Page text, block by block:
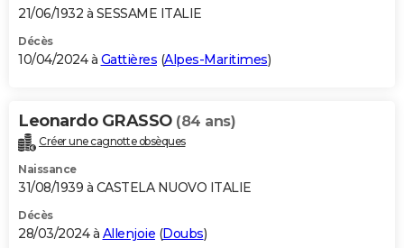
21/06/1932 à SESSAME ITALIE
Décès
10/04/2024 à Gattières (Alpes-Maritimes)
Leonardo GRASSO (84 ans)
Créer une cagnotte obsèques
Naissance
31/08/1939 à CASTELA NUOVO ITALIE
Décès
28/03/2024 à Allenjoie (Doubs)